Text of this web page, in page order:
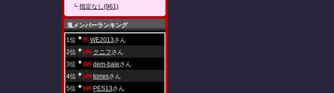
┗ 指定なし(961)
鬼メンバーランキング
1位 ★95 WE2013さん
2位 ★109 クニフさん
3位 ★109 dem-baleさん
4位 ★109 torresさん
5位 ★109 PES13さん